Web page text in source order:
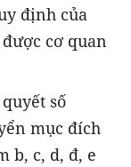
định của
cơ quan
số
mục đích
b, c, d, đ, e